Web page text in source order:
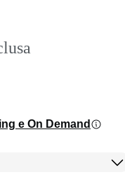
e On Demand